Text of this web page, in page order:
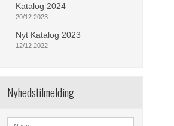
Katalog 2024
20/12 2023
Nyt Katalog 2023
12/12 2022
Nyhedstilmelding